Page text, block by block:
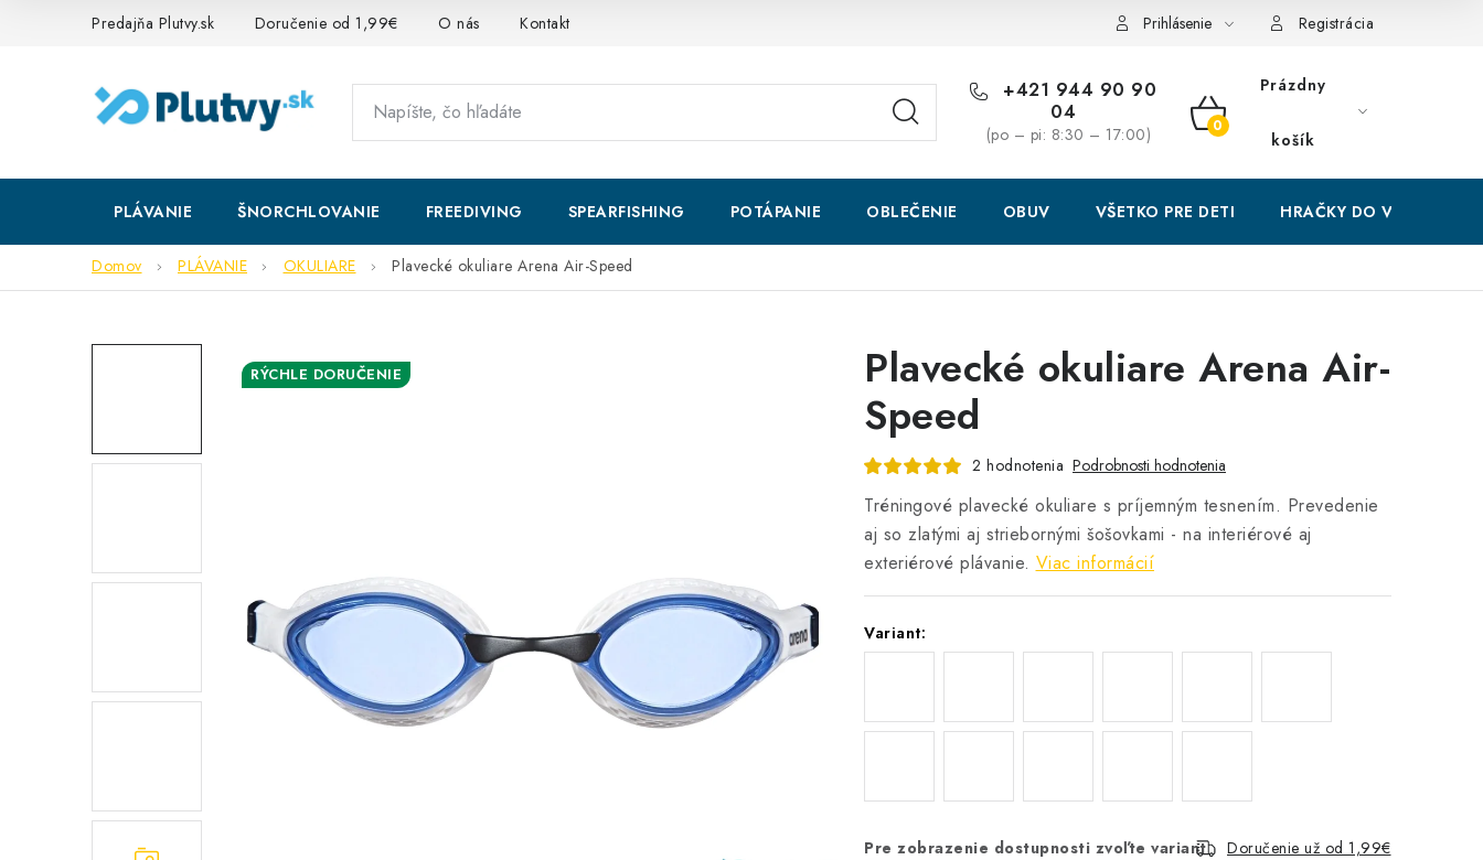
Predajňa Plutvy.sk Doručenie od 1,99€ O nás Kontakt Prihlásenie Registrácia
+421 944 90 90
04
(po – pi: 8:30 – 17:00)
NÁKUPNÝ
Prázdny
košík
PLÁVANIE ŠNORCHLOVANIE FREEDIVING SPEARFISHING POTÁPANIE OBLEČENIE OBUV VŠETKO PRE DETI HRAČKY DO VODY
Domov PLÁVANIE OKULIARE Plavecké okuliare Arena Air-Speed
Plavecké okuliare Arena Air-
Speed
2 hodnotenia Podrobnosti hodnotenia
Tréningové plavecké okuliare s príjemným tesnením. Prevedenie
aj so zlatými aj striebornými šošovkami - na interiérové aj
exteriérové plávanie. Viac informácií
Variant:
Pre zobrazenie dostupnosti zvoľte variant Doručenie už od 1,99€
RÝCHLE DORUČENIE